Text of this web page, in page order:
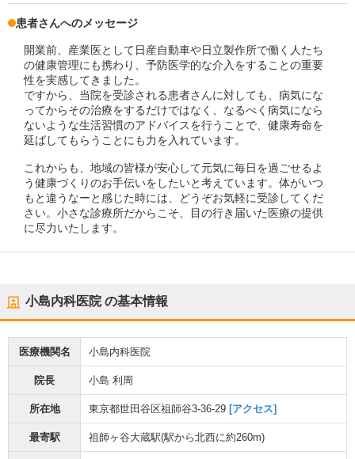
患者さんへのメッセージ
開業前、産業医として日産自動車や日立製作所で働く人たち
の健康管理にも携わり、予防医学的な介入をすることの重要
性を実感してきました。
ですから、当院を受診される患者さんに対しても、病気にな
ってからその治療をするだけではなく、なるべく病気になら
ないような生活習慣のアドバイスを行うことで、健康寿命を
延ばしてもらうことにも力を入れています。
これからも、地域の皆様が安心して元気に毎日を過ごせるよ
う健康づくりのお手伝いをしたいと考えています。体がいつ
もと違うなーと感じた時には、どうぞお気軽に受診してくだ
さい。小さな診療所だからこそ、目の行き届いた医療の提供
に尽力いたします。
小島内科医院の基本情報
医療機関名 小島内科医院
院長 小島 利周
所在地 東京都世田谷区祖師谷3-36-29 [アクセス]
最寄駅 祖師ヶ谷大蔵駅(駅から北西に約260m)